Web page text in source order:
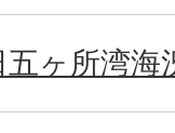
ヶ所湾海